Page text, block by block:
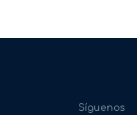
Síguenos